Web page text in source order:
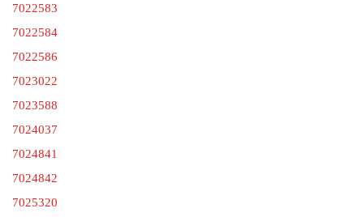
7022583
7022584
7022586
7023022
7023588
7024037
7024841
7024842
7025320